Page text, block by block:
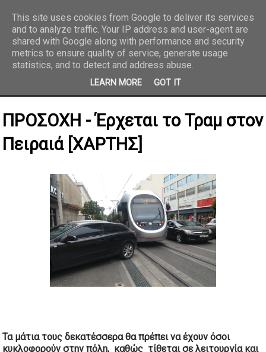
REPORTAZ NET
ΠΡΟΣΟΧΗ - Έρχεται το Τραμ στον
Πειραιά [ΧΑΡΤΗΣ]
Τα μάτια τους δεκατέσσερα θα πρέπει να έχουν όσοι
κυκλοφορούν στην πόλη, καθώς τίθεται σε λειτουργία και
This site uses cookies from Google to deliver its services
and to analyze traffic. Your IP address and user-agent are
shared with Google along with performance and security
metrics to ensure quality of service, generate usage
statistics, and to detect and address abuse.
LEARN MORE GOT IT